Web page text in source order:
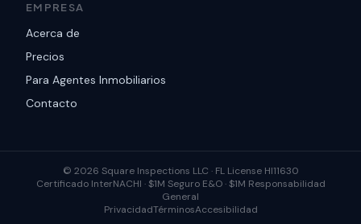
EMPRESA
Acerca de
Precios
Para Agentes Inmobiliarios
Contacto
© 2026 Square Inspections LLC · FL License HI11630
Certificado InterNACHI · $1M Seguro E&O · $1M Responsabilidad
General
PrivacidadTérminosAccesibilidad